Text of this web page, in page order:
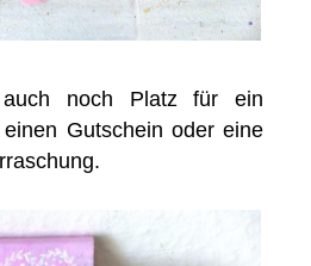
auch noch Platz für ein
Gutschein oder eine